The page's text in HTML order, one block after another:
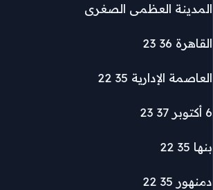
المدينة العظمى الصغرى
القاهرة 36 23
العاصمة الإدارية 35 22
6 أكتوبر 37 23
بنها 35 22
دمنهور 35 22